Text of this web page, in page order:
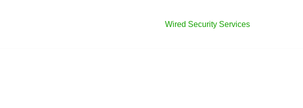
Wired Security Services